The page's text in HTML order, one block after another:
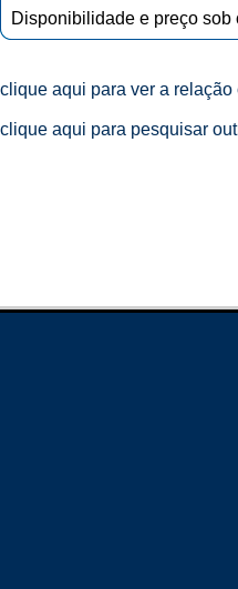
Disponibilidade e preço sob
clique aqui para ver a
clique aqui para pesquisar